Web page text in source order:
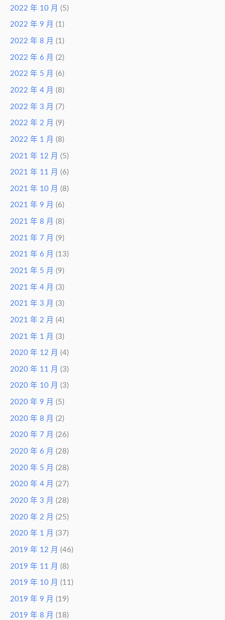
2022 年 10 月 (5)
2022 年 9 月 (1)
2022 年 8 月 (1)
2022 年 6 月 (2)
2022 年 5 月 (6)
2022 年 4 月 (8)
2022 年 3 月 (7)
2022 年 2 月 (9)
2022 年 1 月 (8)
2021 年 12 月 (5)
2021 年 11 月 (6)
2021 年 10 月 (8)
2021 年 9 月 (6)
2021 年 8 月 (8)
2021 年 7 月 (9)
2021 年 6 月 (13)
2021 年 5 月 (9)
2021 年 4 月 (3)
2021 年 3 月 (3)
2021 年 2 月 (4)
2021 年 1 月 (3)
2020 年 12 月 (4)
2020 年 11 月 (3)
2020 年 10 月 (3)
2020 年 9 月 (5)
2020 年 8 月 (2)
2020 年 7 月 (26)
2020 年 6 月 (28)
2020 年 5 月 (28)
2020 年 4 月 (27)
2020 年 3 月 (28)
2020 年 2 月 (25)
2020 年 1 月 (37)
2019 年 12 月 (46)
2019 年 11 月 (8)
2019 年 10 月 (11)
2019 年 9 月 (19)
2019 年 8 月 (18)